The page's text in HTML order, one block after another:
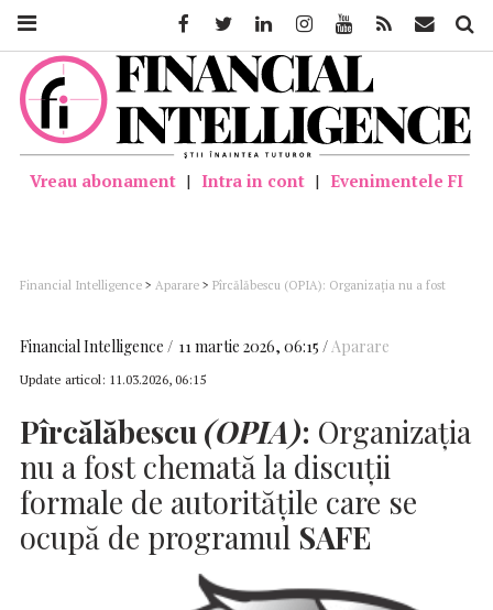
Vreau abonament | Intra in cont | Evenimentele FI
Financial Intelligence > Aparare > Pîrcălăbescu (OPIA): Organizaţia nu a fost
Financial Intelligence 11 martie 2026, 06:15 Aparare
Update articol: 11.03.2026, 06:15
Pîrcălăbescu (OPIA): Organizaţia
nu a fost chemată la discuţii
formale de autorităţile care se
ocupă de programul SAFE
FacebookTwitter LinkedinInstagramYoutube Feed Mail